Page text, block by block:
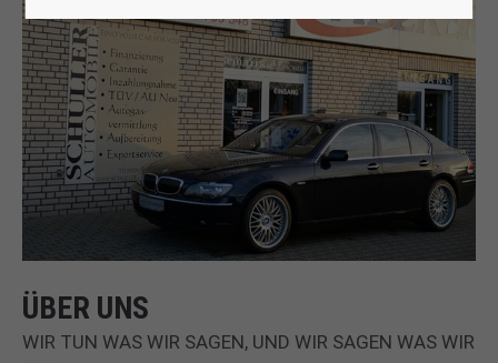
ÜBER UNS
WIR TUN WAS WIR SAGEN, UND WIR SAGEN WAS WIR